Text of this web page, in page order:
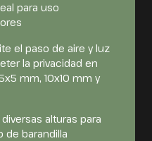
para uso
el paso de aire y luz
la privacidad en
mm, 10x10 mm y
alturas para
de barandilla